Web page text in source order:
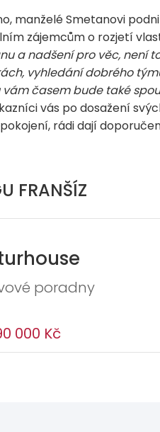
manželé Smetanovi
zájemcům o rozjetí
a nadšení pro věc, není
vyhledání dobrého
časem bude také
vás po dosažení
rádi dají
FRANŠÍZ
poradny
000 Kč